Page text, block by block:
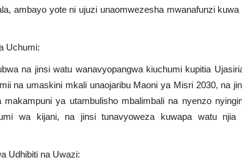
ambayo yote ni ujuzi unaomwezesha mwanafunzi
Uchumi:
na jinsi watu wanavyopangwa kiuchumi kupitia
na umaskini mkali unaojaribu Maoni ya Misri 2030, na
makampuni ya utambulisho mbalimbali na nyenzo
wa kijani, na jinsi tunavyoweza kuwapa watu njia
Udhibiti na Uwazi: